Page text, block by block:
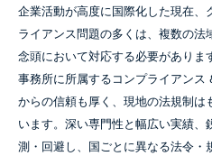
企業活動が高度に国際化した現在
ライアンス問題の多くは、複数の
念頭において対応する必要があり
事務所に所属するコンプライアン
からの信頼も厚く、現地の法規制
います。深い専門性と幅広い実績
測・回避し、国ごとに異なる法令・
ンスと内部監査
取扱
19 May 2026
開催地：オンライン
主催者：FRONTEO